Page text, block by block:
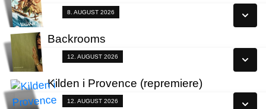
Se alle dage
8. AUGUST 2026
Se alle dage
Backrooms
12. AUGUST 2026Fra 12.08.2026
Se alle dage
Kilden i Provence (repremiere)
12. AUGUST 2026Fra 12.08.2026